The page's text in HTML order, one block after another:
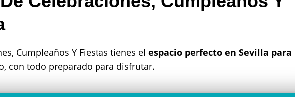
Cumpleaños Y Fiestas tienes el espacio perfecto en Sevilla para
con todo preparado para disfrutar.